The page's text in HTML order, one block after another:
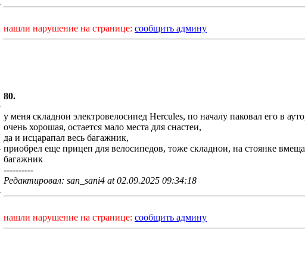
нашли нарушение на странице: сообщить админу
80.
у меня складнои электровелосипед Hercules, по началу паковал его в
очень хорошая, остается мало места для снастеи,
да и исцарапал весь багажник,
приобрел еще прицеп для велосипедов, тоже складнои, на стоянке
багажник
----------
Редактировал: san_sani4 at 02.09.2025 09:34:18
нашли нарушение на странице: сообщить админу